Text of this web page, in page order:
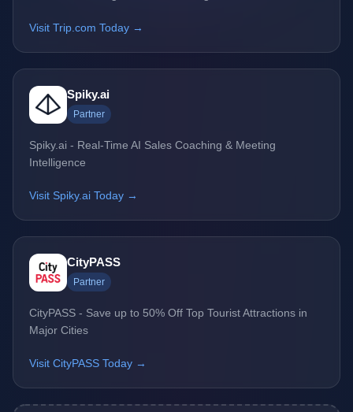
Visit Trip.com Today →
Spiky.ai
Partner
Spiky.ai - Real-Time AI Sales Coaching & Meeting
Intelligence
Visit Spiky.ai Today →
CityPASS
Partner
CityPASS - Save up to 50% Off Top Tourist Attractions in
Major Cities
Visit CityPASS Today →